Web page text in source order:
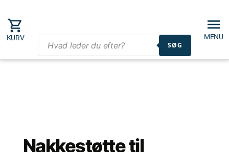
SØG
KURV MENU
Nakkestøtte til